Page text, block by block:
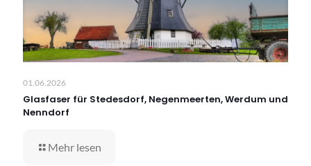
01.06.2026
Glasfaser für Stedesdorf, Negenmeerten, Werdum und
Nenndorf
Mehr lesen